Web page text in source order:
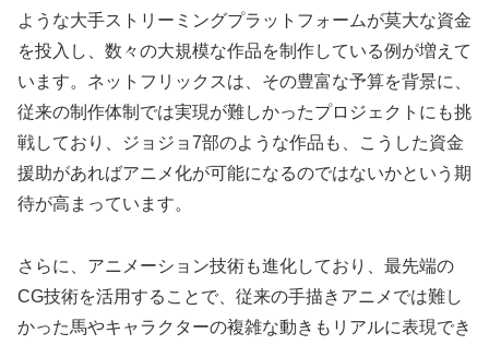
ような大手ストリーミングプラットフォームが莫大な資金
を投入し、数々の大規模な作品を制作している例が増えて
います。ネットフリックスは、その豊富な予算を背景に、
従来の制作体制では実現が難しかったプロジェクトにも挑
戦しており、ジョジョ7部のような作品も、こうした資金
援助があればアニメ化が可能になるのではないかという期
待が高まっています。
さらに、アニメーション技術も進化しており、最先端の
CG技術を活用することで、従来の手描きアニメでは難し
かった馬やキャラクターの複雑な動きもリアルに表現でき